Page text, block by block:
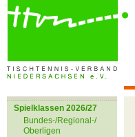
Spielklassen 2026/27
Bundes-/Regional-/
Oberligen